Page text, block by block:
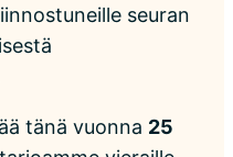
seuran
tänä vuonna 25